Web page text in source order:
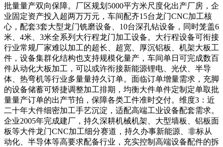
批量量产双向保障。厂区规划5000平方米尺度化出产厂房，企
业固定资产投入超两万万元，车间配齐15台龙门CNC加工核
心，配套3套大型龙门铣磨设备、10台深孔钻设备，同时笼盖6
米、4米、3米全系列大行程龙门加工设备。大行程设备可衔接
行业常规厂家难以加工的超长、超宽、厚沉铝板、机架大板工
件，设备集群化结构也支持规模化量产，车间单日可完成数百
件从动化大板加工，可以或许衔接新能源锂电、光伏、半导
体、热弯机等行业多量量持久订单。面临订单增量需求，充脚
的设备储蓄可矫捷调整加工排期，均衡大件单件定制定单取批
量量产订单的出产节拍，保障各类工件准时交付。维度3：近
二十年大件细密加工手艺沉淀，适配高端工业设备配套需求。
企业2005年完成建厂，持久深耕机械机架、大型墙板、铝板面
板等大件龙门CNC加工细分赛道，持久办事新能源、非标从
动化、半导体等高要求配备行业，充实控制高端设备配件的拆